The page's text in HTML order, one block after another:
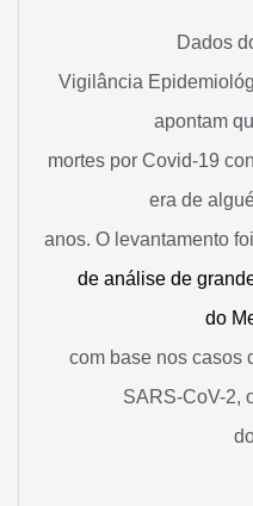
Dados
Vigilância
apontam
mortes por Covid-19
era de
anos. O levantamento
de análise de
do
com base nos casos
SARS-CoV-2,